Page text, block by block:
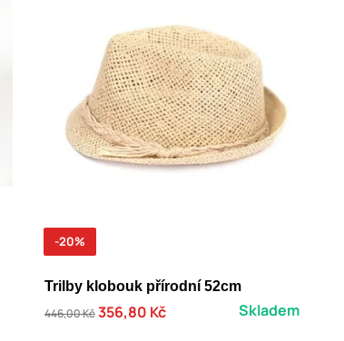
-20%
Trilby klobouk přírodní 52cm
446,00 Kč356,80 Kč Skladem